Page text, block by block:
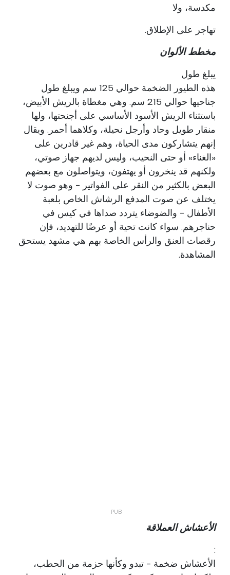
مكدسة، ولا
تهاجر على الإطلاق.
مخطط الألوان
يبلغ طول
هذه الطيور الضخمة حوالي 125 سم ويبلغ طول
جناحيها حوالي 215 سم. وهي مغطاة بالريش الأبيض،
باستثناء الريش الأسود الأساسي على أجنحتها، ولها
منقار طويل وحاد وأرجل نحيلة، وكلاهما أحمر. ويقال
إنهم يتشاركون مدى الحياة، وهم غير قادرين على
«الغناء» أو حتى النحيب، وليس لديهم جهاز صوتي،
ولكنهم قد ينخرون أو يهتفون، ويتواصلون مع بعضهم
البعض بالكثير من النقر على الفواتير - وهو صوت لا
يختلف عن صوت المدفع الرشاش الخاص بلعبة
الأطفال - والضوضاء يتردد صداها في كيس في
حناجرهم. سواء كانت تحية أو عرضًا للتهديد، فإن
رقصات العنق والرأس الخاصة بهم هي مشهد يستحق
المشاهدة.
الأعشاش العملاقة
:
الأعشاش ضخمة - تبدو وكأنها حزمة من الحطب،